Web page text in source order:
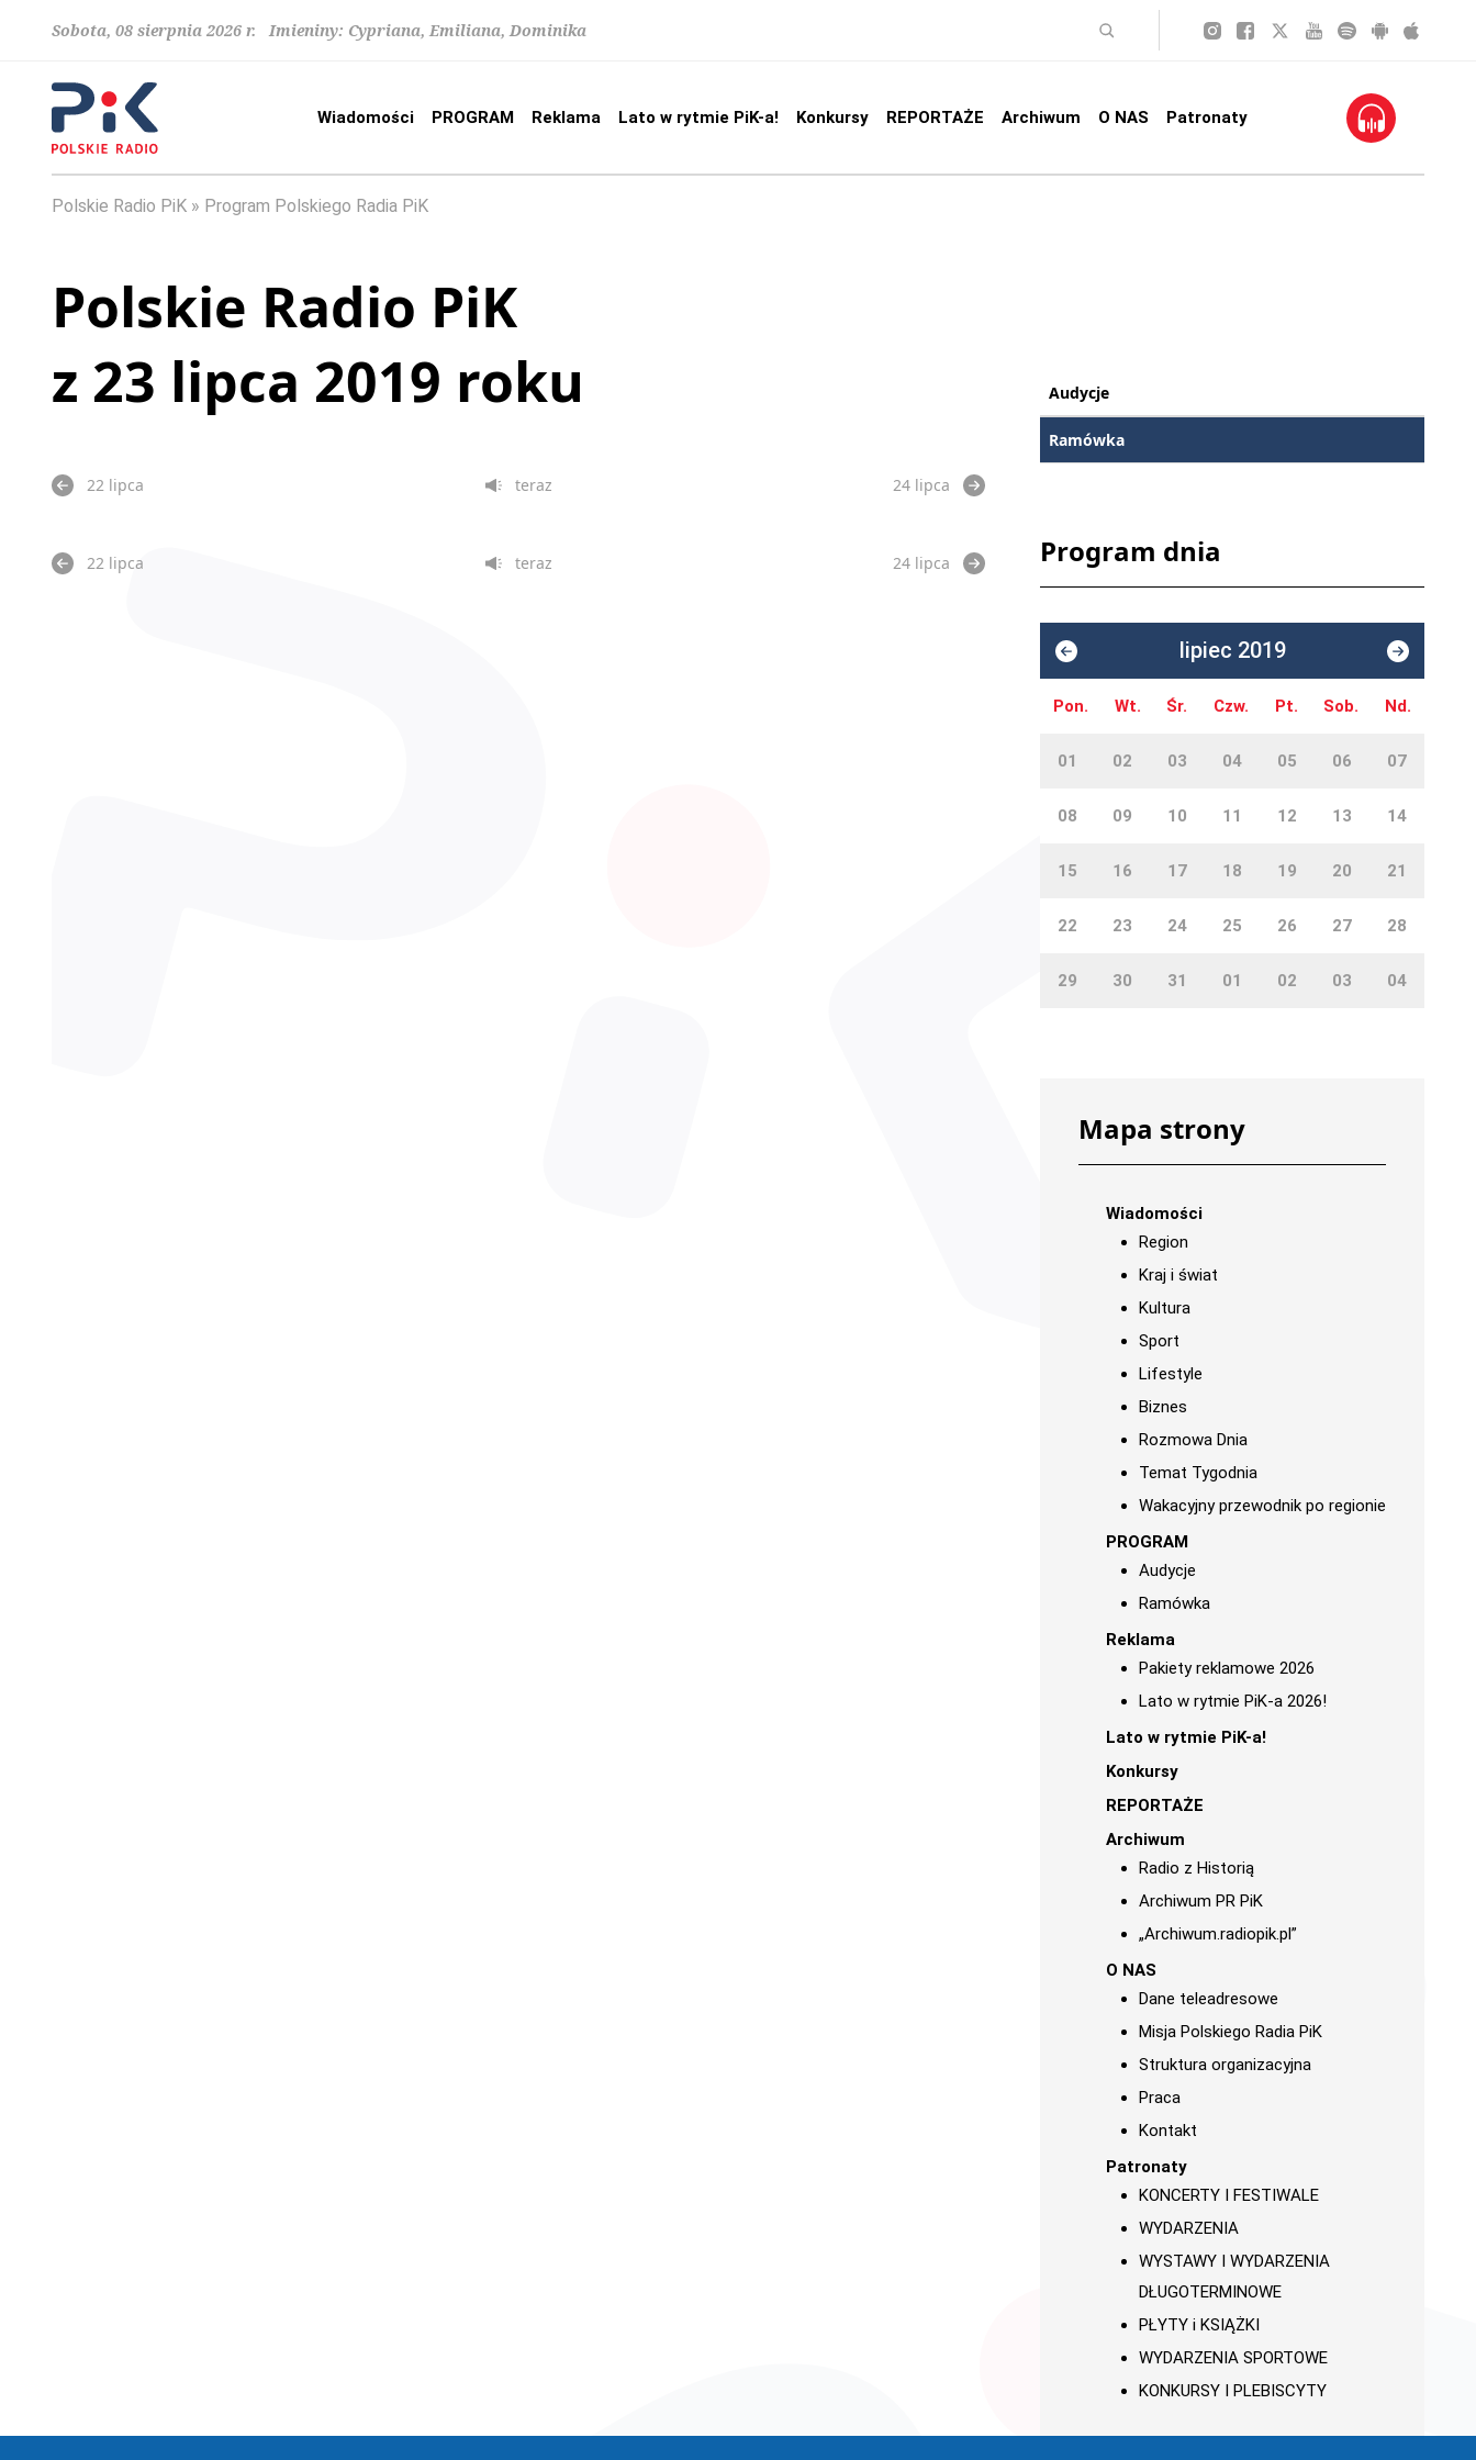
Sobota, 08 sierpnia 2026 r. Imieniny: Cypriana, Emiliana, Dominika
Wiadomości PROGRAM Reklama Lato w rytmie PiK-a! Konkursy REPORTAŻE Archiwum O NAS Patronaty
Polskie Radio PiK Program Polskiego Radia PiK
Polskie Radio PiK
z 23 lipca 2019 roku
22 lipca teraz 24 lipca
22 lipca teraz 24 lipca
Audycje
Ramówka
Program dnia
lipiec 2019
Pon. Wt. Śr. Czw. Pt. Sob. Nd.
01 02 03 04 05 06 07
08 09 10 11 12 13 14
15 16 17 18 19 20 21
22 23 24 25 26 27 28
29 30 31 01 02 03 04
Mapa strony
Wiadomości
Region
Kraj i świat
Kultura
Sport
Lifestyle
Biznes
Rozmowa Dnia
Temat Tygodnia
Wakacyjny przewodnik po regionie
PROGRAM
Audycje
Ramówka
Reklama
Pakiety reklamowe 2026
Lato w rytmie PiK-a 2026!
Lato w rytmie PiK-a!
Konkursy
REPORTAŻE
Archiwum
Radio z Historią
Archiwum PR PiK
„Archiwum.radiopik.pl”
O NAS
Dane teleadresowe
Misja Polskiego Radia PiK
Struktura organizacyjna
Praca
Kontakt
Patronaty
KONCERTY I FESTIWALE
WYDARZENIA
WYSTAWY I WYDARZENIA
DŁUGOTERMINOWE
PŁYTY i KSIĄŻKI
WYDARZENIA SPORTOWE
KONKURSY I PLEBISCYTY